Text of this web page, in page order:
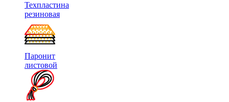
Техпластина
резиновая
Паронит
листовой